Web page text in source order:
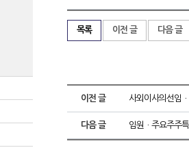
목록 이전 글 다음 글
이전 글 사외이사의선임
다음 글 임원ㆍ주요주주